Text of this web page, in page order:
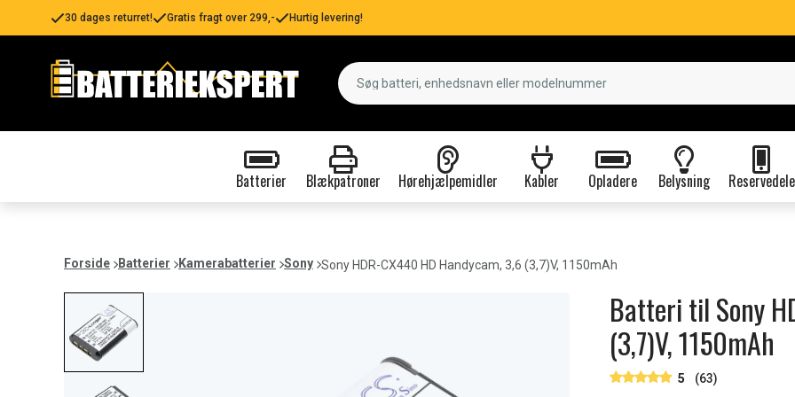
30 dages returret! Gratis fragt over 299,- Hurtig levering!
Batterier Blækpatroner Hørehjælpemidler Kabler Opladere Belysning Reservedele
Forside Batterier Kamerabatterier Sony Sony HDR-CX440 HD Handycam, 3,6 (3,7)V, 1150mAh
Batteri til Sony
(3,7)V, 1150mAh
5 (63)